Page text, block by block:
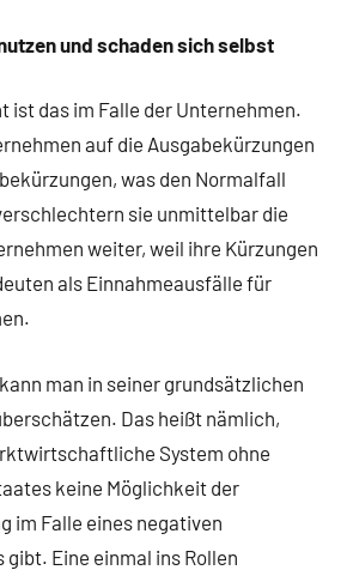
und schaden sich selbst
ist das im Falle der Unternehmen.
auf die Ausgabekürzungen
was den Normalfall
sie unmittelbar die
weiter, weil ihre Kürzungen
als Einnahmeausfälle für
man in seiner grundsätzlichen
Das heißt nämlich,
System ohne
keine Möglichkeit der
im Falle eines negativen
Eine einmal ins Rollen